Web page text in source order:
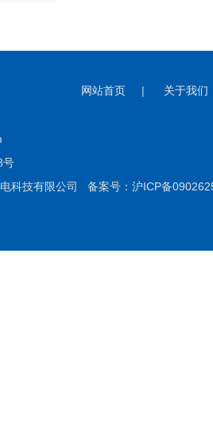
网站首页 | 关于我们
号
科技有限公司 备案号：沪ICP备